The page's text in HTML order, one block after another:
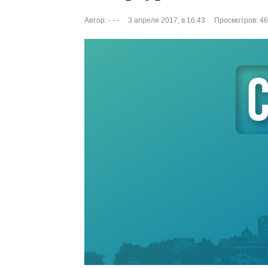
Автор: - - - 3 апреля 2017, в 16:43 Просмотров: